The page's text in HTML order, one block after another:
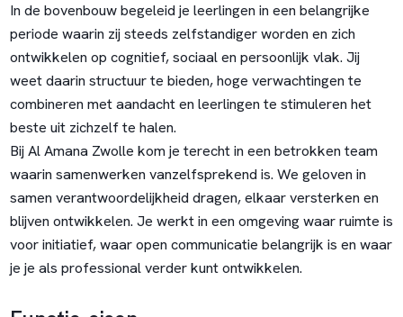
In de bovenbouw begeleid je leerlingen in een belangrijke
periode waarin zij steeds zelfstandiger worden en zich
ontwikkelen op cognitief, sociaal en persoonlijk vlak. Jij
weet daarin structuur te bieden, hoge verwachtingen te
combineren met aandacht en leerlingen te stimuleren het
beste uit zichzelf te halen.
Bij Al Amana Zwolle kom je terecht in een betrokken team
waarin samenwerken vanzelfsprekend is. We geloven in
samen verantwoordelijkheid dragen, elkaar versterken en
blijven ontwikkelen. Je werkt in een omgeving waar ruimte is
voor initiatief, waar open communicatie belangrijk is en waar
je je als professional verder kunt ontwikkelen.